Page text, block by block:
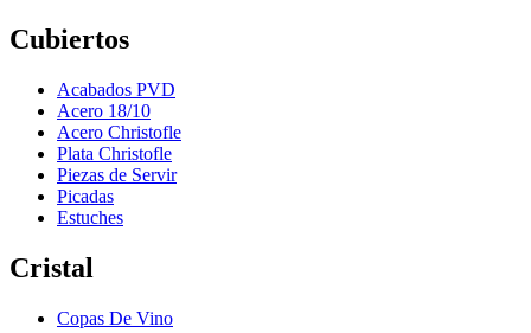
Cubiertos
Acabados PVD
Acero 18/10
Acero Christofle
Plata Christofle
Piezas de Servir
Picadas
Estuches
Cristal
Copas De Vino